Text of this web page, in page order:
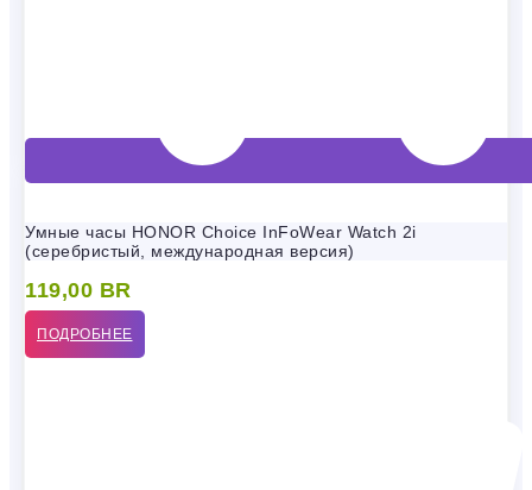
Умные часы HONOR Choice InFoWear Watch 2i
(серебристый, международная версия)
119,00 BR
ПОДРОБНЕЕ